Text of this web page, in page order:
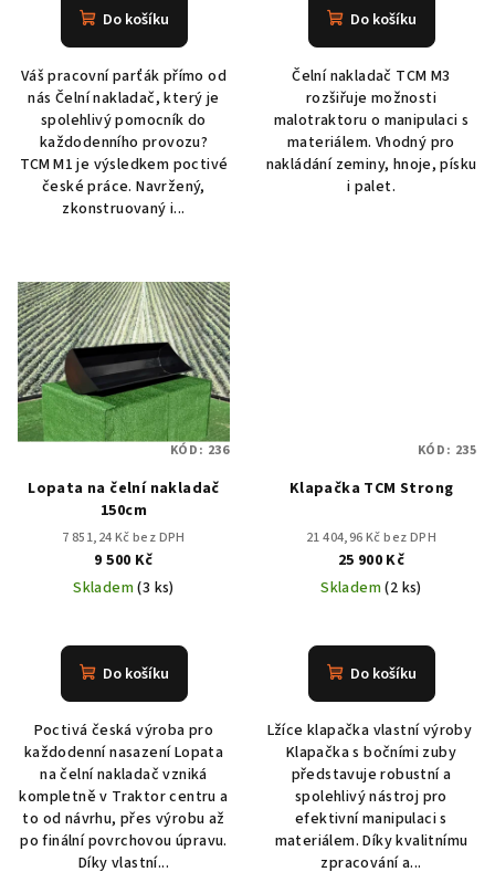
Do košíku
Váš pracovní parťák přímo od
nás Čelní nakladač, který je
spolehlivý pomocník do
každodenního provozu?
TCM M1 je výsledkem poctivé
české práce. Navržený,
zkonstruovaný i...
Do košíku
Čelní nakladač TCM M3
rozšiřuje možnosti
malotraktoru o manipulaci s
materiálem. Vhodný pro
nakládání zeminy, hnoje, písku
i palet.
Lopata na čelní nakladač
150cm
7 851,24 Kč bez DPH
9 500 Kč
Skladem(3 ks)
Do košíku
Poctivá česká výroba pro
každodenní nasazení Lopata
na čelní nakladač vzniká
kompletně v Traktor centru a
to od návrhu, přes výrobu až
po finální povrchovou úpravu.
Díky vlastní...
KÓD: 236
Klapačka TCM Strong
21 404,96 Kč bez DPH
25 900 Kč
Skladem(2 ks)
Do košíku
Lžíce klapačka vlastní výroby
Klapačka s bočními zuby
představuje robustní a
spolehlivý nástroj pro
efektivní manipulaci s
materiálem. Díky kvalitnímu
zpracování a...
KÓD: 235